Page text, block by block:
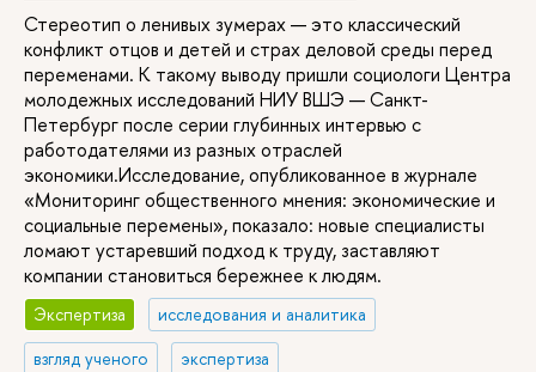
Стереотип о ленивых зумерах — это классический
конфликт отцов и детей и страх деловой среды перед
переменами. К такому выводу пришли социологи Центра
молодежных исследований НИУ ВШЭ — Санкт-
Петербург после серии глубинных интервью с
работодателями из разных отраслей
экономики.Исследование, опубликованное в журнале
«Мониторинг общественного мнения: экономические и
социальные перемены», показало: новые специалисты
ломают устаревший подход к труду, заставляют
компании становиться бережнее к людям.
Экспертиза
исследования и аналитика
взгляд ученого
экспертиза